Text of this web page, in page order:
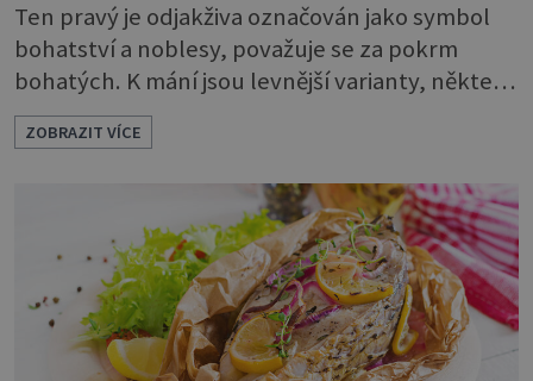
Ten pravý je odjakživa označován jako symbol
bohatství a noblesy, považuje se za pokrm
bohatých. K mání jsou levnější varianty, některé
jsou ale dobarvovány a obsahují aditiva. Kaviár
jsou jikry vybraných druhů ryb. Je to zdravá
lahůdka. Najdete v něm plnohodnotné
bílkoviny, zdravé tuky, vitaminy A, D, E i B a
minerální látky draslík, fosfor, hořčík a jód.
Černý nebo červený
ZOBRAZIT VÍCE